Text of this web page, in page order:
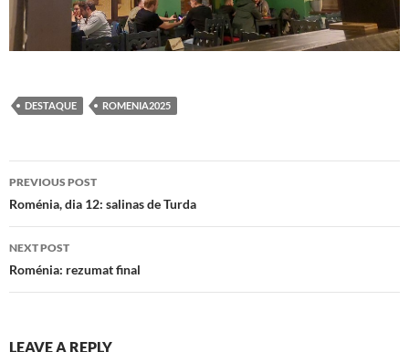
DESTAQUE ROMENIA2025
Post
navigation
PREVIOUS POST
Roménia, dia 12: salinas de Turda
NEXT POST
Roménia: rezumat final
LEAVE A REPLY